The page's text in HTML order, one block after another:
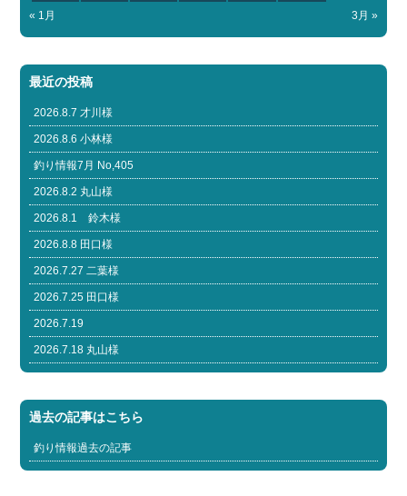
« 1月
3月 »
最近の投稿
2026.8.7 才川様
2026.8.6 小林様
釣り情報7月 No,405
2026.8.2 丸山様
2026.8.1 鈴木様
2026.8.8 田口様
2026.7.27 二葉様
2026.7.25 田口様
2026.7.19
2026.7.18 丸山様
過去の記事はこちら
釣り情報過去の記事